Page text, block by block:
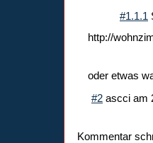
#1.1.1
http://
oder etwas
#2 ascci am
Kommentar